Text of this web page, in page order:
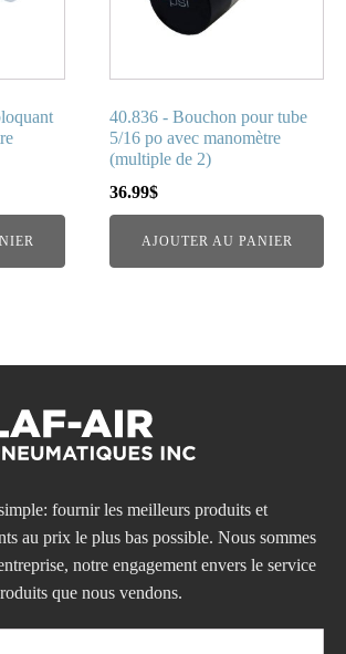
40.836 - Bouchon pour tube
5/16 po avec manomètre
(multiple de 2)
36.99$
AJOUTER AU PANIER
fournir les meilleurs produits et
au prix le plus bas possible. Nous sommes
notre engagement envers le service
que nous vendons.